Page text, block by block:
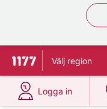
Till startsidan för 1177
Välj region
Logga in
på 1177.se